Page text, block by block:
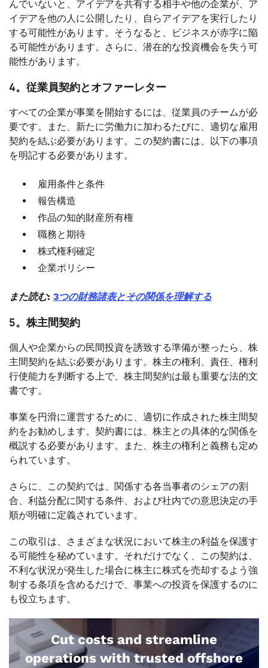
んでいないと、アイデアを共有する相手や他の企業が、ア
イデアを他の人に公開したり、自らアイデアを実行したり
する可能性があります。そうなると、ビジネスが赤字に陥
る可能性があります。さらに、潜在的な投資機会を失う可
能性があります。
4。従業員契約とオファーレター
すべての企業が事業を開始するには、従業員のチームが必
要です。また、新たに労働力に加わるたびに、適切な雇用
契約を結ぶ必要があります。この契約書には、以下の事項
を明記する必要があります。
雇用条件と条件
報告構造
作品の知的財産所有権
職務と期待
株式権利確定
企業ポリシー
また読む: 3つの財務諸表とその関係を理解する
5。株主間契約
個人や企業からの民間投資を誘致する準備が整ったら、株
主間契約を結ぶ必要があります。株主の権利、責任、権利
行使能力を判断する上で、株主間契約は最も重要な法的文
書です。
事業を円滑に運営するために、適切に作成された株主間契
約をお勧めします。契約書には、株主との具体的な関係を
概説する必要があります。また、株主の権利と義務も定め
られています。
さらに、この契約では、関係する各当事者のシェアの割
合、利益分配に関する条件、および社内での意思決定の手
順が明確に定義されています。
この取引は、さまざまな状況において株主の利益を保護す
る可能性を秘めています。それだけでなく、この契約は、
不利な状況が発生した場合に株主に株式を売却するよう強
制する条項を含めるだけで、事業への投資を保護するのに
も役立ちます。
Cut costs and streamline
operations with trusted offshore